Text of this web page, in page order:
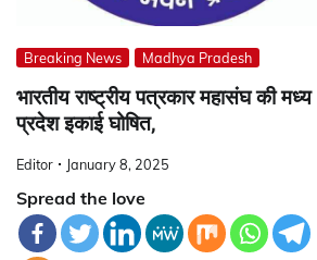
Breaking News Madhya Pradesh
भारतीय राष्ट्रीय पत्रकार महासंघ की मध्य
प्रदेश इकाई घोषित,
Editor January 8, 2025
Spread the love